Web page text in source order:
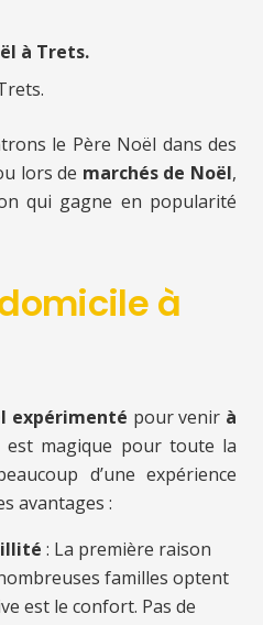
à Trets.
le Père Noël dans des
lors de marchés de Noël,
qui gagne en popularité
à
expérimenté pour venir à
est magique pour toute la
d’une expérience
avantages :
: La première raison
familles optent
est le confort. Pas de